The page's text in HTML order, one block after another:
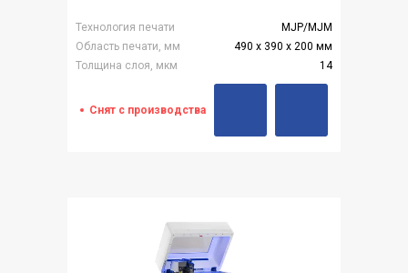
Технология печати
MJP/MJM
Область печати, мм
490 x 390 x 200 мм
Толщина слоя, мкм
14
Снят с производства